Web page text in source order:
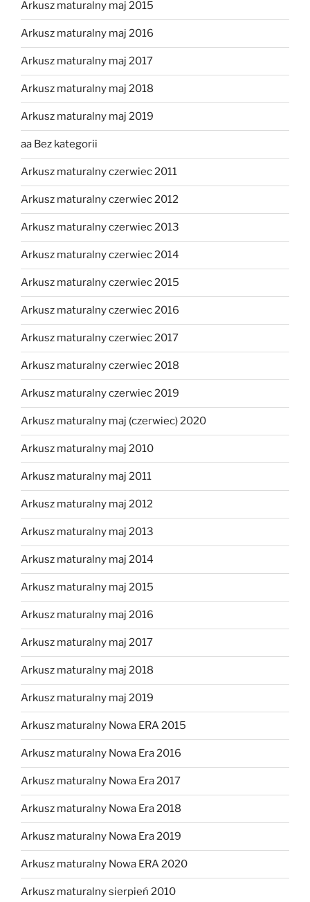
Arkusz maturalny maj 2015
Arkusz maturalny maj 2016
Arkusz maturalny maj 2017
Arkusz maturalny maj 2018
Arkusz maturalny maj 2019
aa Bez kategorii
Arkusz maturalny czerwiec 2011
Arkusz maturalny czerwiec 2012
Arkusz maturalny czerwiec 2013
Arkusz maturalny czerwiec 2014
Arkusz maturalny czerwiec 2015
Arkusz maturalny czerwiec 2016
Arkusz maturalny czerwiec 2017
Arkusz maturalny czerwiec 2018
Arkusz maturalny czerwiec 2019
Arkusz maturalny maj (czerwiec) 2020
Arkusz maturalny maj 2010
Arkusz maturalny maj 2011
Arkusz maturalny maj 2012
Arkusz maturalny maj 2013
Arkusz maturalny maj 2014
Arkusz maturalny maj 2015
Arkusz maturalny maj 2016
Arkusz maturalny maj 2017
Arkusz maturalny maj 2018
Arkusz maturalny maj 2019
Arkusz maturalny Nowa ERA 2015
Arkusz maturalny Nowa Era 2016
Arkusz maturalny Nowa Era 2017
Arkusz maturalny Nowa Era 2018
Arkusz maturalny Nowa Era 2019
Arkusz maturalny Nowa ERA 2020
Arkusz maturalny sierpień 2010